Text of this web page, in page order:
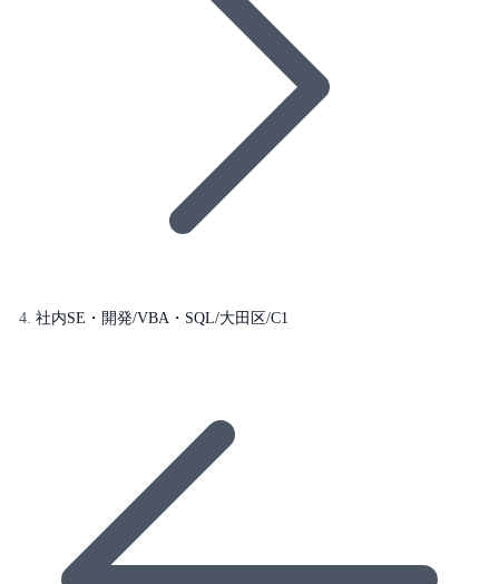
社内SE・開発/VBA・SQL/大田区/C1